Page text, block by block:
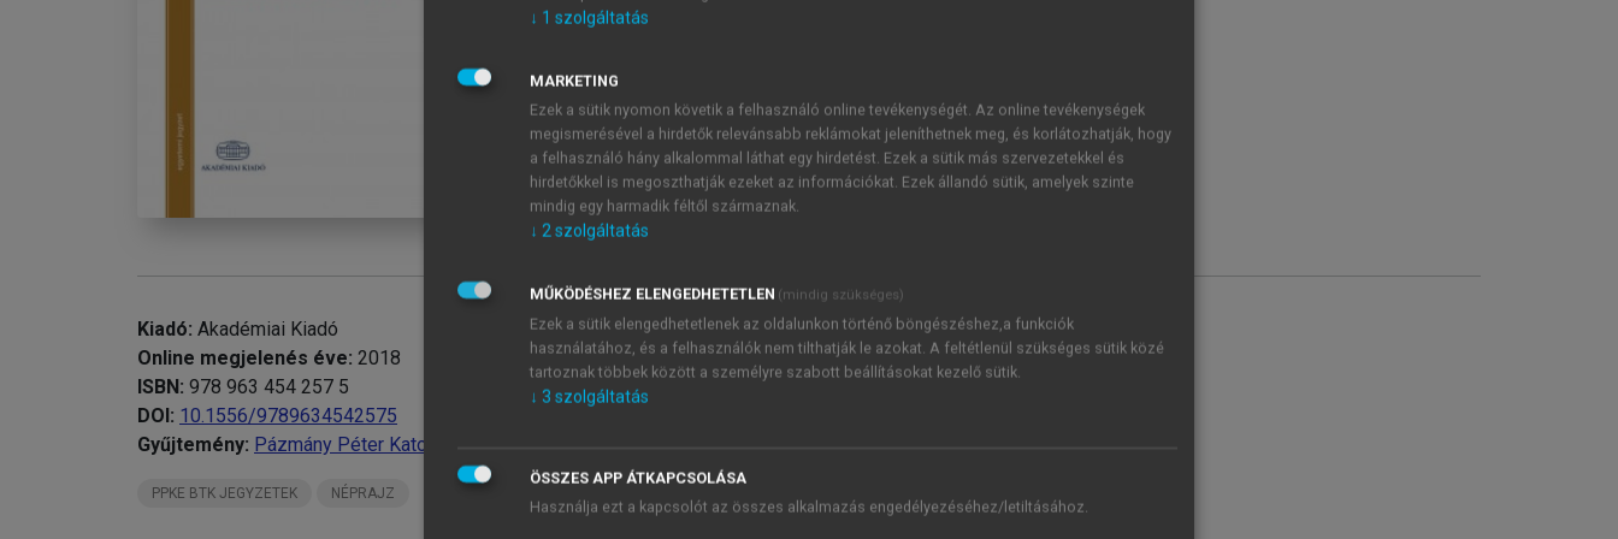
III. Antropológiai eszmetörténet dióhéjban
chevron_right
V. Kulturális antropológia Magyarországon
VI. Szakantropológiák. A kulturális antropológia alterületei
Epilógus
Bibliográfia
Kiadó: Akadémiai Kiadó
Online megjelenés éve: 2018
ISBN: 978 963 454 257 5
DOI: 10.1556/9789634542575
Gyűjtemény: Pázmány Péter Katolikus Egyetem
PPKE BTK JEGYZETEK NÉPRAJZ
↓ 1 szolgáltatás
MARKETING
Ezek a sütik nyomon követik a felhasználó online tevékenységét. Az online tevékenységek
megismerésével a hirdetők relevánsabb reklámokat jeleníthetnek meg, és korlátozhatják, hogy
a felhasználó hány alkalommal láthat egy hirdetést. Ezek a sütik más szervezetekkel és
hirdetőkkel is megoszthatják ezeket az információkat. Ezek állandó sütik, amelyek szinte
mindig egy harmadik féltől származnak.
↓ 2szolgáltatás
MŰKÖDÉSHEZ ELENGEDHETETLEN (mindig szükséges)
Ezek a sütik elengedhetetlenek az oldalunkon történő böngészéshez,a funkciók
használatához, és a felhasználók nem tilthatják le azokat. A feltétlenül szükséges sütik közé
tartoznak többek között a személyre szabott beállításokat kezelő sütik.
↓ 3 szolgáltatás
ÖSSZES APP ÁTKAPCSOLÁSA
Használja ezt a kapcsolót az összes alkalmazás engedélyezéséhez/letiltásához.